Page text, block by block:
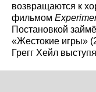
возвращаются к
фильмом
Постановкой
«Жестокие игры»
Грегг Хейл